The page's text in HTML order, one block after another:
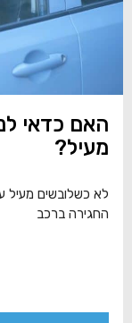
האם כדאי
מעיל?
לא כשלובשים מעיל
החגירה ברכב